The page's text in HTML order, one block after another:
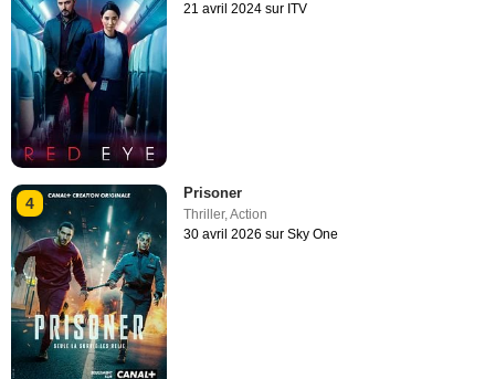
21 avril 2024 sur ITV
4
Prisoner
Thriller,Action
30 avril 2026 sur Sky One